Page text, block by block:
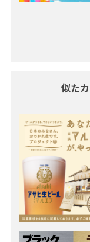
似た